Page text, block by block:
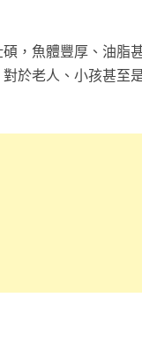
，魚體豐厚、油脂
於老人、小孩甚至